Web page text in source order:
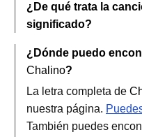
¿De qué trata la
significado?
¿Dónde puedo
Chalino?
La letra completa de
nuestra página.
También puedes